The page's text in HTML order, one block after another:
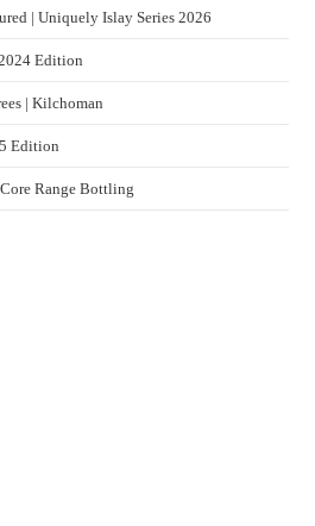
| Uniquely Islay Series 2026
Edition
| Kilchoman
Edition
Range Bottling